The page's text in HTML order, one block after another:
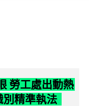
勞工處出動熱
別精準執法